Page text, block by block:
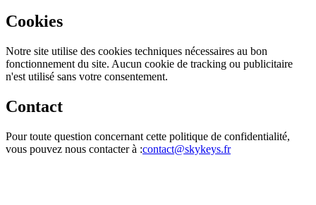
Cookies
Notre site utilise des cookies techniques nécessaires au bon
fonctionnement du site. Aucun cookie de tracking ou publicitaire
n'est utilisé sans votre consentement.
Contact
Pour toute question concernant cette politique de confidentialité,
vous pouvez nous contacter à :contact@skykeys.fr